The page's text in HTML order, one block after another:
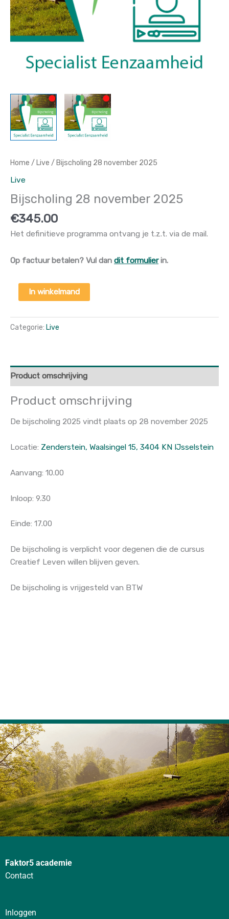
Home / Live / Bijscholing 28 november 2025
Live
Bijscholing 28 november 2025
€345.00
Het definitieve programma ontvang je t.z.t. via de mail.
Op factuur betalen? Vul dan dit formulierin.
In winkelmand
Categorie: Live
Product omschrijving
Product omschrijving
De bijscholing 2025 vindt plaats op 28 november 2025
Locatie: Zenderstein, Waalsingel 15, 3404 KN IJsselstein
Aanvang: 10.00
Inloop: 9.30
Einde: 17.00
De bijscholing is verplicht voor degenen die de cursus
Creatief Leven willen blijven geven.
De bijscholing is vrijgesteld van BTW
Faktor5 academie
Contact
Inloggen